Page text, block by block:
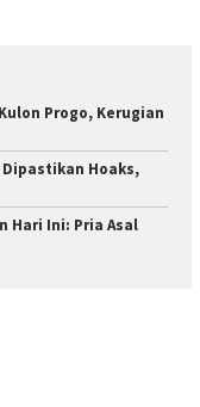
Progo, Kerugian
Dipastikan Hoaks,
Hari Ini: Pria Asal